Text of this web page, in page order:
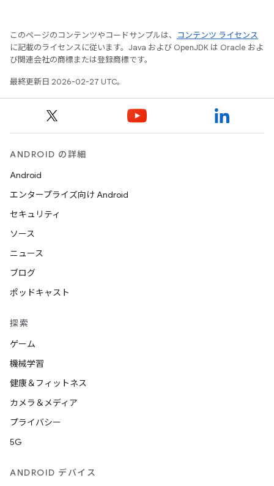
このページのコンテンツやコードサンプルは、
コンテンツ ライセンス
に記載のライセンスに従います。Java および OpenJDK は Oracle およ
び関連会社の商標または登録商標です。
最終更新日 2026-02-27 UTC。
ANDROID の詳細
Android
エンタープライズ向け Android
セキュリティ
ソース
ニュース
ブログ
ポッドキャスト
探索
ゲーム
機械学習
健康＆フィットネス
カメラ＆メディア
プライバシー
5G
ANDROID デバイス